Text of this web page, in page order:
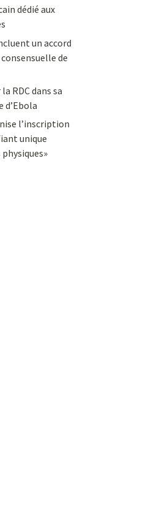
dédié aux
un accord
de
RDC dans sa
d’Ebola
l’inscription
unique